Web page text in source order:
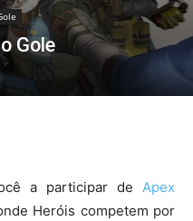
Gole
a participar de Apex
Heróis competem por